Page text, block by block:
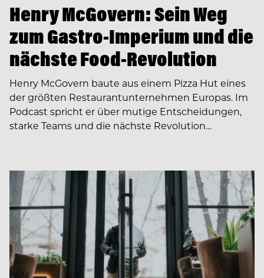
Henry McGovern: Sein Weg
zum Gastro-Imperium und die
nächste Food-Revolution
Henry McGovern baute aus einem Pizza Hut eines
der größten Restaurantunternehmen Europas. Im
Podcast spricht er über mutige Entscheidungen,
starke Teams und die nächste Revolution…